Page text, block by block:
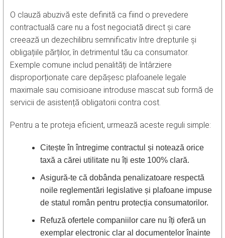
O clauză abuzivă este definită ca fiind o prevedere
contractuală care nu a fost negociată direct și care
creează un dezechilibru semnificativ între drepturile și
obligațiile părților, în detrimentul tău ca consumator.
Exemple comune includ penalități de întârziere
disproporționate care depășesc plafoanele legale
maximale sau comisioane introduse mascat sub formă de
servicii de asistență obligatorii contra cost.
Pentru a te proteja eficient, urmează aceste reguli simple:
Citește în întregime contractul și notează orice
taxă a cărei utilitate nu îți este 100% clară.
Asigură-te că dobânda penalizatoare respectă
noile reglementări legislative și plafoane impuse
de statul român pentru protecția consumatorilor.
Refuză ofertele companiilor care nu îți oferă un
exemplar electronic clar al documentelor înainte